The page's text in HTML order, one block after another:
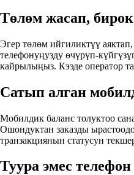
Төлөм жасап,
Эгер төлөм ийгиликтүү
телефонуңузду өчүрүп-
кайрылыңыз. Кээде оператор
Сатып алган
Мобилдик баланс толуктоо
Ошондуктан заказды
транзакциянын статусун
Туура эмес